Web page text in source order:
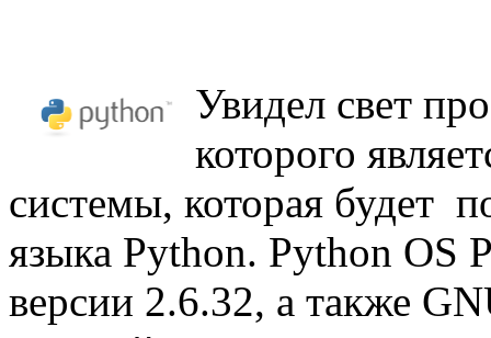
Увидел свет
которого
системы, которая будет
языка Python. Python OS
версии 2.6.32, а также